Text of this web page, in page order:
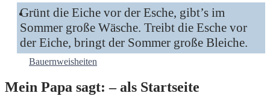
Grünt die Eiche vor der Esche, gibt’s im
Sommer große Wäsche. Treibt die Esche vor
der Eiche, bringt der Sommer große Bleiche.
Bauernweisheiten
Mein Papa sagt: – als Startseite